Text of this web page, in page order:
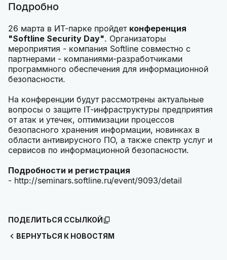
Подробно
26 марта в ИТ-парке пройдет конференция
"Softline Security Day". Организаторы
мероприятия - компания Softline совместно с
партнерами - компаниями-разработчиками
программного обеспечения для информационной
безопасности.
На конференции будут рассмотрены актуальные
вопросы о защите IT-инфраструктуры предприятия
от атак и утечек, оптимизации процессов
безопасного хранения информации, новинках в
области антивирусного ПО, а также спектр услуг и
сервисов по информационной безопасности.
Подробности и регистрация
- http://seminars.softline.ru/event/9093/detail
ВЕРНУТЬСЯ К НОВОСТЯМ
ПОДЕЛИТЬСЯ ССЫЛКОЙ